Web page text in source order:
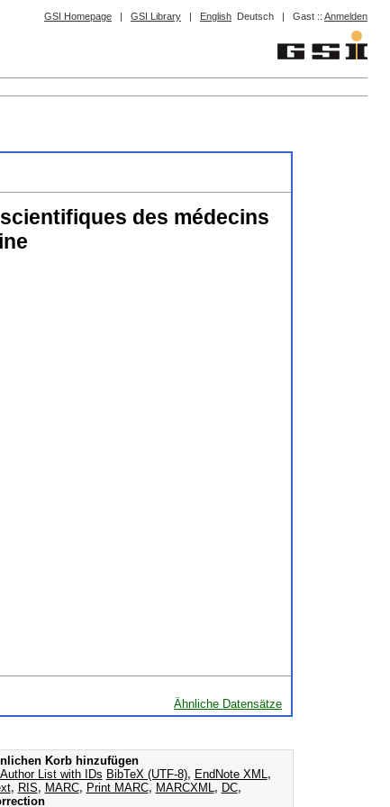
GSI Homepage | GSI Library | English Deutsch | Gast :: Anmelden
des médecins
Ähnliche Datensätze
Korb hinzufügen
Author List with IDs BibTeX (UTF-8), EndNote XML ,
, RIS, MARC, Print MARC, MARCXML , DC,